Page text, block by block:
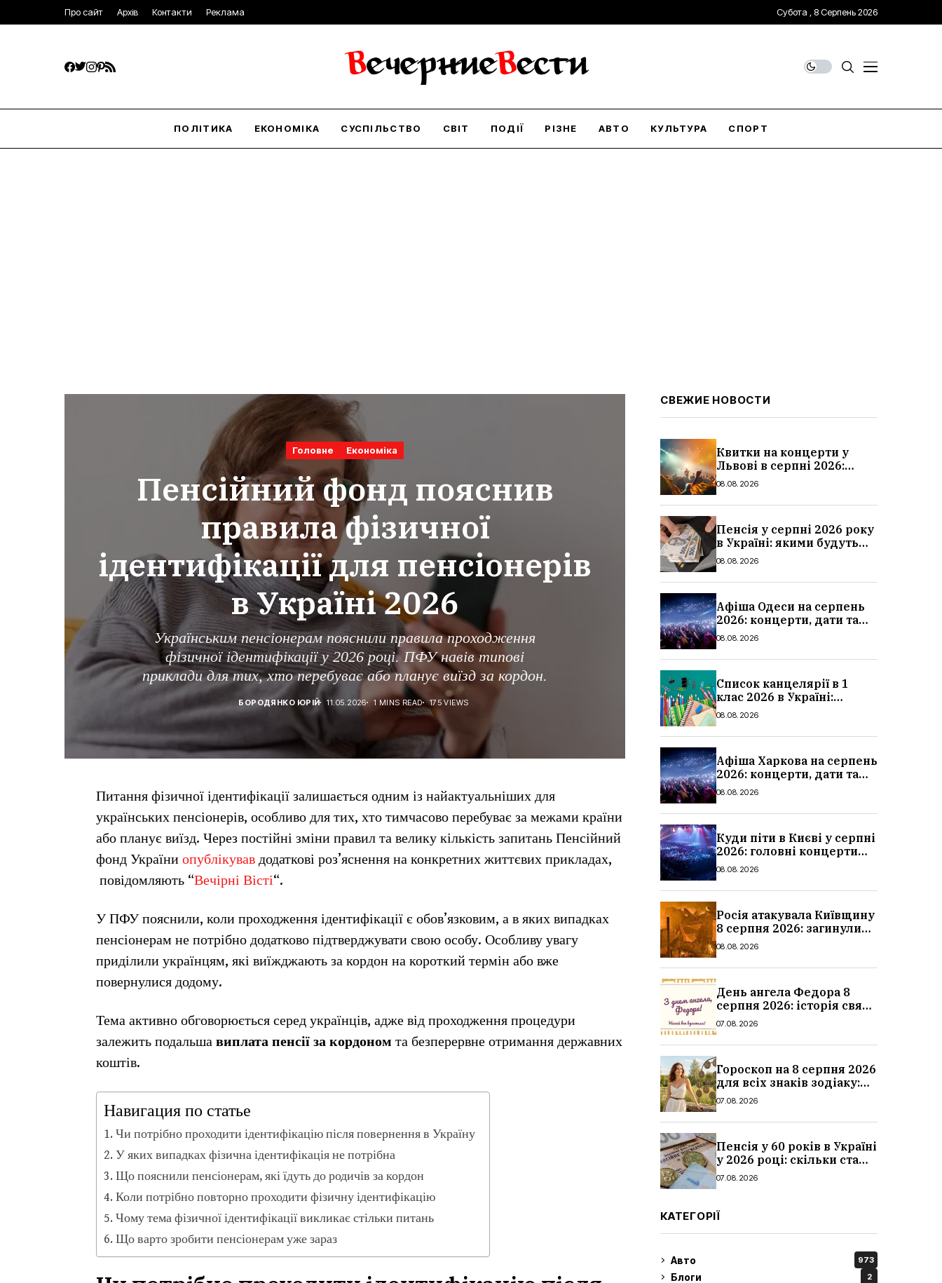
Про сайт Архів Контакти Реклама Субота , 8 Серпень 2026
ПОЛІТИКА ЕКОНОМІКА СУСПІЛЬСТВО СВІТ ПОДІЇ РІЗНЕ АВТО КУЛЬТУРА СПОРТ
Головне Економіка
Пенсійний фонд пояснив
правила фізичної
ідентифікації для пенсіонерів
в Україні 2026
Українським пенсіонерам пояснили правила проходження
фізичної ідентифікації у 2026 році. ПФУ навів типові
приклади для тих, хто перебуває або планує виїзд за кордон.
БОРОДЯНКО ЮРІЙ 11.05.2026 1 MINS READ 175 VIEWS
Питання фізичної ідентифікації залишається одним із найактуальніших для
українських пенсіонерів, особливо для тих, хто тимчасово перебуває за межами країни
або планує виїзд. Через постійні зміни правил та велику кількість запитань Пенсійний
фонд України опублікував додаткові роз’яснення на конкретних життєвих прикладах,
повідомляють “Вечірні Вісті“.
У ПФУ пояснили, коли проходження ідентифікації є обов’язковим, а в яких випадках
пенсіонерам не потрібно додатково підтверджувати свою особу. Особливу увагу
приділили українцям, які виїжджають за кордон на короткий термін або вже
повернулися додому.
Тема активно обговорюється серед українців, адже від проходження процедури
залежить подальша виплата пенсії за кордоном та безперервне отримання державних
коштів.
Навигация по статье
Чи потрібно проходити ідентифікацію після повернення в Україну
У яких випадках фізична ідентифікація не потрібна
Що пояснили пенсіонерам, які їдуть до родичів за кордон
Коли потрібно повторно проходити фізичну ідентифікацію
Чому тема фізичної ідентифікації викликає стільки питань
Що варто зробити пенсіонерам уже зараз
СВЕЖИЕ НОВОСТИ
Квитки на концерти у
Львові в серпні 2026:
дати, ціни та локації
08.08.2026
Пенсія у серпні 2026 року
в Україні: якими будуть
мінімальні та
суми
08.08.2026
Афіша Одеси на серпень
2026: концерти, дати та
ціни квитків
08.08.2026
Список канцелярії в 1
клас 2026 в Україні:
повний чек-лист для
08.08.2026
Афіша Харкова на серпень
2026: концерти, дати та
ціни квитків
08.08.2026
Куди піти в Києві у серпні
2026: головні концерти
місяця, дати, артисти та
08.08.2026
Росія атакувала Київщину
8 серпня 2026: загинули
троє людей, серед них
08.08.2026
День ангела Федора 8
серпня 2026: історія свята,
значення імені,
прозі
07.08.2026
Гороскоп на 8 серпня 2026
для всіх знаків зодіаку:
кохання, гроші та справи
07.08.2026
Пенсія у 60 років в Україні
у 2026 році: скільки стажу
потрібно, умови, кому
07.08.2026
КАТЕГОРІЇ
Авто 973
Блоги 2